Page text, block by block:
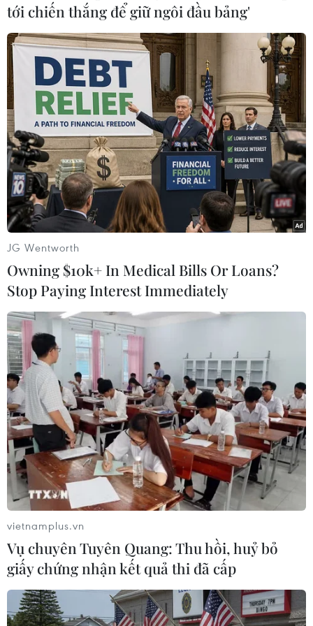
phần là nhờ số lượng thiết bị bảo hộ cá nhân đã
đầy đủ hơn, mọi người đã hiểu hơn và tuân thủ
tốt hơn các biện pháp phòng dịch như liên tục
đeo khẩu trang y tế hoặc sát khuẩn tay thường
xuyên, giữ khoảng cách lớn nhất có thể với
người xung quanh./.
(TTXVN/Vietnam+)
#COVID-19 #nhân viên y tế
#Tổ chức Y tế Thế giới
#thiết bị bảo hộ
#kiểm soát lây nhiễm
Theo dõi VietnamPlus
TIN LIÊN QUAN
tới chiến thắng để giữ ngôi đầu bảng'
JG Wentworth
Owning $10k+ In Medical Bills Or Loans?
Stop Paying Interest Immediately
vietnamplus.vn
Vụ chuyên Tuyên Quang: Thu hồi, huỷ bỏ
giấy chứng nhận kết quả thi đã cấp